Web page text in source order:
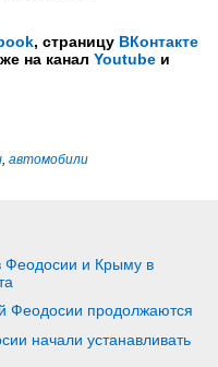
, страницу ВКонтакте
на канал Youtube и
, автомобили
Феодосии и Крыму в
Феодосии продолжаются
начали устанавливать